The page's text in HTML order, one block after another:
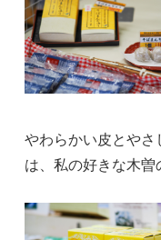
やわらかい皮とや
は、私の好きな木曽